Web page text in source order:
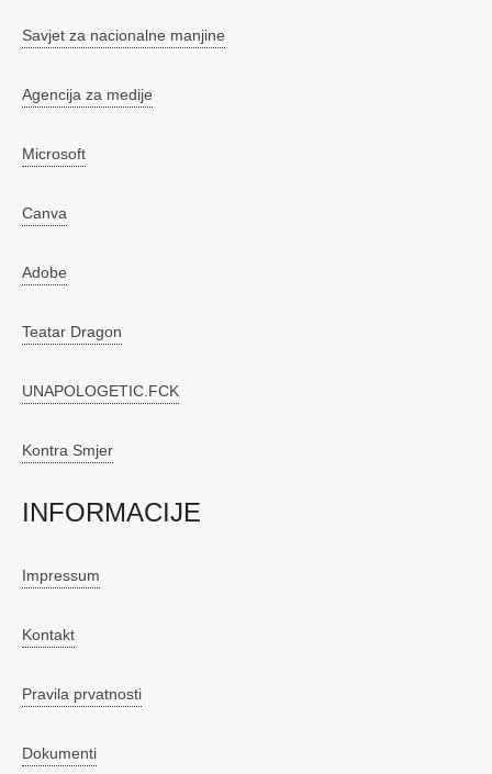
Savjet za nacionalne manjine
Agencija za medije
Microsoft
Canva
Adobe
Teatar Dragon
UNAPOLOGETIC.FCK
Kontra Smjer
INFORMACIJE
Impressum
Kontakt
Pravila prvatnosti
Dokumenti